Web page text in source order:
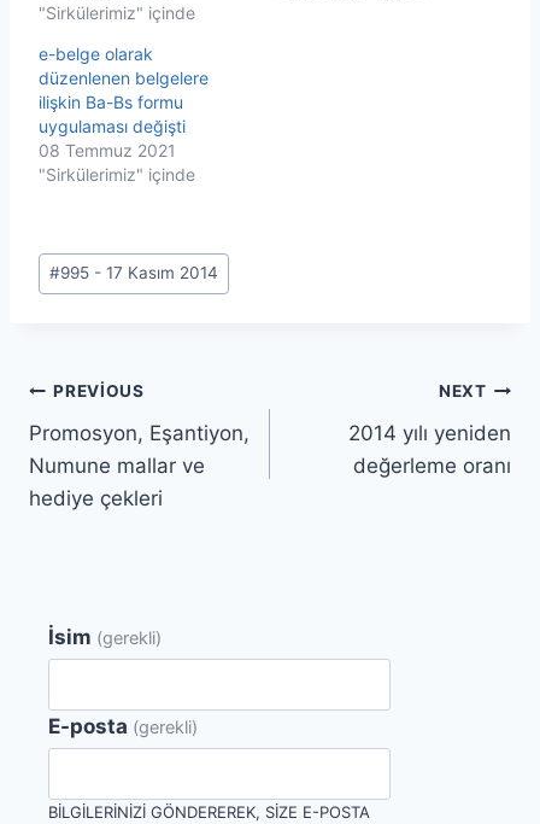
"Sirkülerimiz" içinde
e-belge olarak
düzenlenen belgelere
ilişkin Ba-Bs formu
uygulaması değişti
08 Temmuz 2021
"Sirkülerimiz" içinde
Post
Tags:
#995 - 17 Kasım 2014
Yazı
gezinmesi
PREVIOUS
Promosyon, Eşantiyon,
Numune mallar ve
hediye çekleri
NEXT
2014 yılı yeniden
değerleme oranı
İsim (gerekli)
E-posta (gerekli)
BILGILERINIZI GÖNDEREREK, SIZE E-POSTA